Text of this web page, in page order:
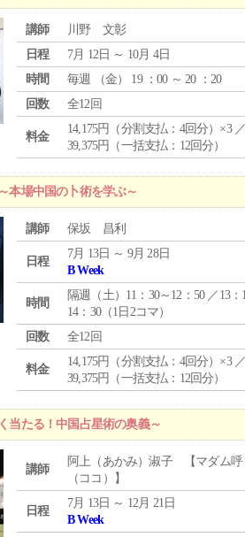
講師
川野 文彰
日程
7月 12日 ～ 10月 4日
時間
毎週 （金） 19 ：00 ～ 20 ：20
回数
全12回
料金
14,175円（分割支払：4回分）×3
39,375円（一括支払：12回分）
本場中国の卜術を学ぶ～
講師 保坂 昌利
日程
7月 13日 ～ 9月 28日
B Week
時間
隔週（土）11：30～12：50 ／13：
14：30（1日2コマ）
回数
全12回
料金
14,175円（分割支払：4回分）×3
39,375円（一括支払：12回分）
たる！中国占星術の奥義～
講師
阿上（あかみ）淑子 【マダム呼
（ココ）】
日程
7月 13日 ～ 12月 21日
B Week